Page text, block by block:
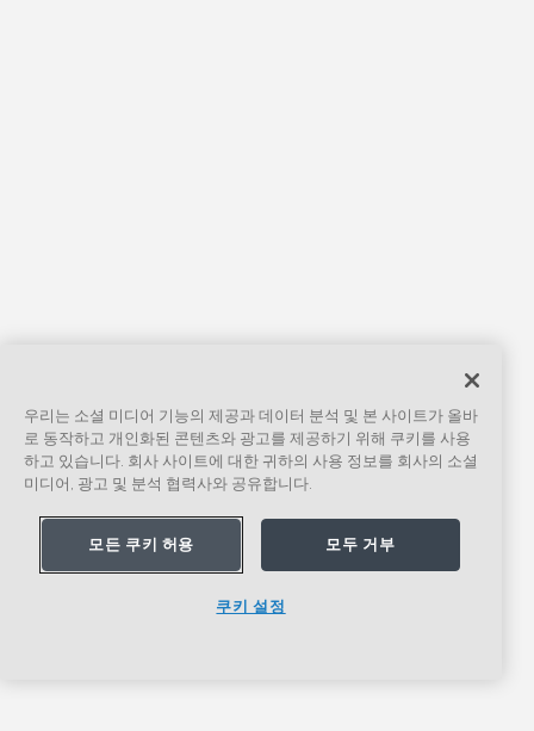
우리는 소셜 미디어 기능의 제공과 데이터 분석 및 본 사이트가 올바
로 동작하고 개인화된 콘텐츠와 광고를 제공하기 위해 쿠키를 사용
하고 있습니다. 회사 사이트에 대한 귀하의 사용 정보를 회사의 소셜
미디어, 광고 및 분석 협력사와 공유합니다.
모든 쿠키 허용 모두 거부
쿠키 설정